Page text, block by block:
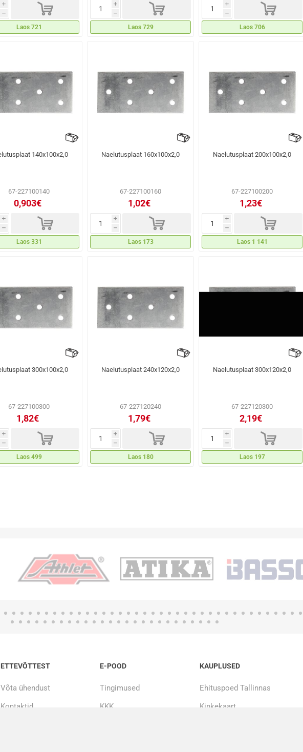
i
h d
Laos 721
i
h d
Laos 729
i
h d
Laos 706
140x100x2,0
67-227100140
0,903€
i
h d
Laos 331
Naelutusplaat 160x100x2,0
67-227100160
1,02€
i
h d
Laos 173
Naelutusplaat 200x100x2,0
67-227100200
1,23€
i
h d
Laos 1 141
300x100x2,0
67-227100300
1,82€
i
h d
Laos 499
Naelutusplaat 240x120x2,0
67-227120240
1,79€
i
h d
Laos 180
Naelutusplaat 300x120x2,0
67-227120300
2,19€
i
h d
Laos 197
ETTEVÕTTEST
Võta ühendust
Kontaktid
E-POOD
Tingimused
KKK
KAUPLUSED
Ehituspoed Tallinnas
Kinkekaart